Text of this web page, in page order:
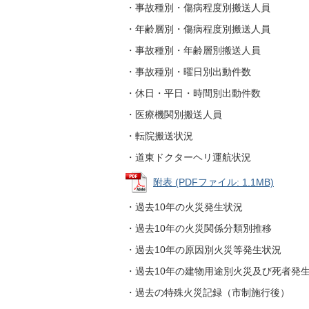
・事故種別・傷病程度別搬送人員
・年齢層別・傷病程度別搬送人員
・事故種別・年齢層別搬送人員
・事故種別・曜日別出動件数
・休日・平日・時間別出動件数
・医療機関別搬送人員
・転院搬送状況
・道東ドクターヘリ運航状況
附表 (PDFファイル: 1.1MB)
・過去10年の火災発生状況
・過去10年の火災関係分類別推移
・過去10年の原因別火災等発生状況
・過去10年の建物用途別火災及び死者発
・過去の特殊火災記録（市制施行後）